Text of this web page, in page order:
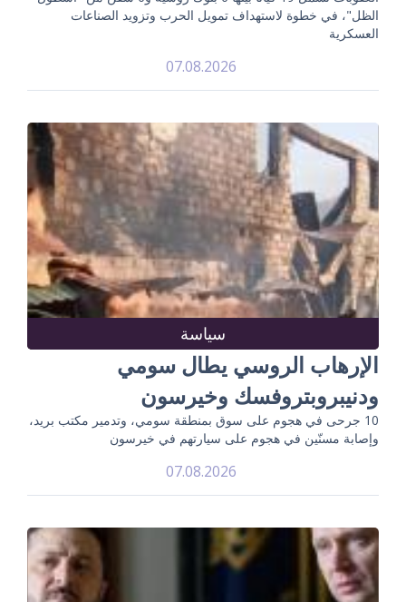
الظل"، في خطوة لاستهداف تمويل الحرب وتزويد الصناعات
العسكرية
07.08.2026
سياسة
الإرهاب الروسي يطال سومي
ودنيبروبتروفسك وخيرسون
10 جرحى في هجوم على سوق بمنطقة سومي، وتدمير مكتب بريد،
وإصابة مسنّين في هجوم على سيارتهم في خيرسون
07.08.2026